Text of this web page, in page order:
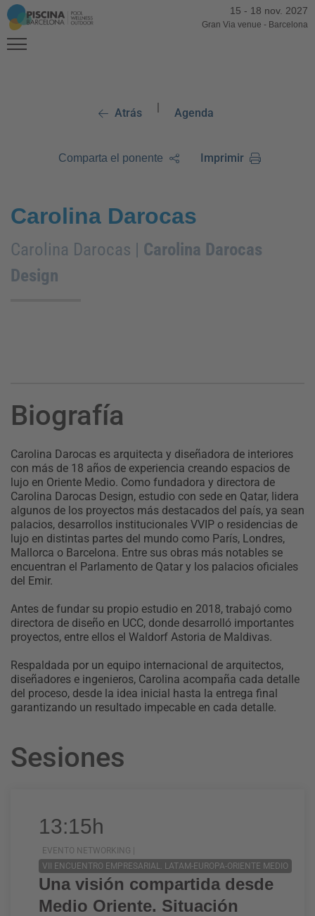
15 - 18 nov. 2027
Gran Via venue - Barcelona
Atrás | Agenda
Comparta el ponente Imprimir
Carolina Darocas
Carolina Darocas | Carolina Darocas
Design
Biografía
Carolina Darocas es arquitecta y diseñadora de interiores
con más de 18 años de experiencia creando espacios de
lujo en Oriente Medio. Como fundadora y directora de
Carolina Darocas Design, estudio con sede en Qatar, lidera
algunos de los proyectos más destacados del país, ya sean
palacios, desarrollos institucionales VVIP o residencias de
lujo en distintas partes del mundo como París, Londres,
Mallorca o Barcelona. Entre sus obras más notables se
encuentran el Parlamento de Qatar y los palacios oficiales
del Emir.
Antes de fundar su propio estudio en 2018, trabajó como
directora de diseño en UCC, donde desarrolló importantes
proyectos, entre ellos el Waldorf Astoria de Maldivas.
Respaldada por un equipo internacional de arquitectos,
diseñadores e ingenieros, Carolina acompaña cada detalle
del proceso, desde la idea inicial hasta la entrega final
garantizando un resultado impecable en cada detalle.
Sesiones
13:15h
EVENTO NETWORKING |
VII ENCUENTRO EMPRESARIAL. LATAM-EUROPA-ORIENTE MEDIO
Una visión compartida desde
Medio Oriente. Situación